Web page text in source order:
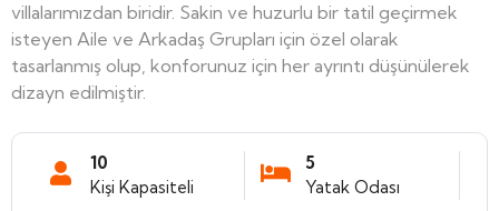
villalarımızdan biridir. Sakin ve huzurlu bir tatil geçirmek
isteyen Aile ve Arkadaş Grupları için özel olarak
tasarlanmış olup, konforunuz için her ayrıntı düşünülerek
dizayn edilmiştir.
10
Kişi Kapasiteli
5
Yatak Odası